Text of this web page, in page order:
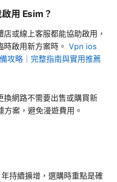
用 Esim？
或線上客服都能協助啟用，
啟用新方案時。 Vpn ios
攻略｜完整指南與實用推薦
換網路不需要出售或購買新
案，避免漫遊費用。
持續擴增，選購時重點是確